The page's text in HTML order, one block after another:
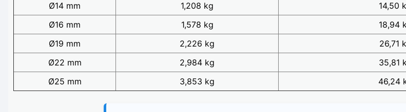
Ø14 mm
1,208 kg 14,50
Ø16 mm
1,578 kg 18,94
Ø19 mm
2,226 kg 26,71
Ø22 mm
2,984 kg 35,81
Ø25 mm
3,853 kg 46,24